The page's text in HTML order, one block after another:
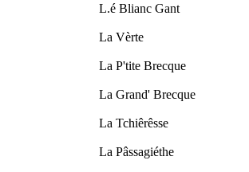
L.é Blianc Gant
La Vèrte
La P'tite Brecque
La Grand' Brecque
La Tchiêrêsse
La Pâssagiéthe